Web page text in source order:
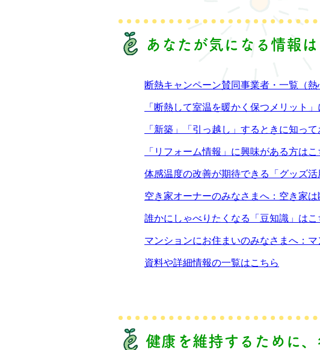
あなたが気になる情報
断熱キャンペーン賛同事業者・一覧（
「断熱して室温を暖かく保つメリット
「新築」「引っ越し」するときに知っ
「リフォーム情報」に興味がある方はこ
体感温度の改善が期待できる「グッズ
空き家オーナーのみなさまへ：空き家
誰かにしゃべりたくなる「豆知識」はこ
マンションにお住まいのみなさまへ：
資料や詳細情報の一覧はこちら
健康を維持するために